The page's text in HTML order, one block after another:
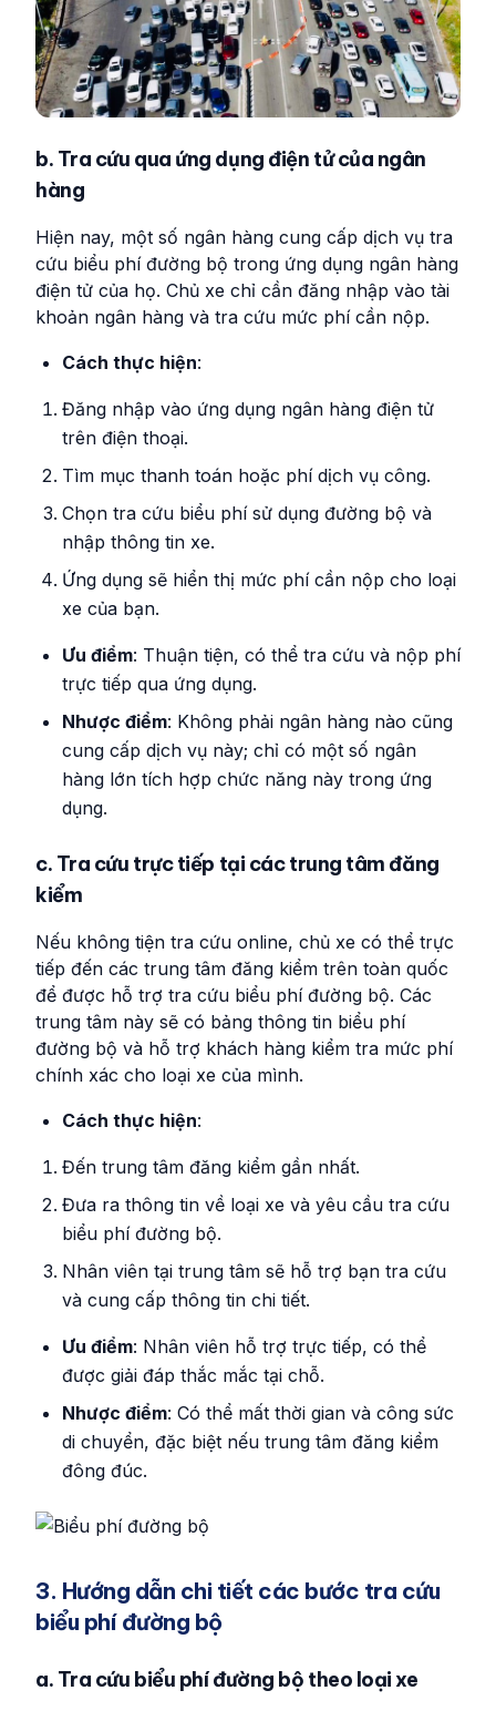
b. Tra cứu qua ứng dụng điện tử của ngân
hàng
Hiện nay, một số ngân hàng cung cấp dịch vụ tra
cứu biểu phí đường bộ trong ứng dụng ngân hàng
điện tử của họ. Chủ xe chỉ cần đăng nhập vào tài
khoản ngân hàng và tra cứu mức phí cần nộp.
Cách thực hiện:
Đăng nhập vào ứng dụng ngân hàng điện tử
trên điện thoại.
Tìm mục thanh toán hoặc phí dịch vụ công.
Chọn tra cứu biểu phí sử dụng đường bộ và
nhập thông tin xe.
Ứng dụng sẽ hiển thị mức phí cần nộp cho loại
xe của bạn.
Ưu điểm: Thuận tiện, có thể tra cứu và nộp phí
trực tiếp qua ứng dụng.
Nhược điểm: Không phải ngân hàng nào cũng
cung cấp dịch vụ này; chỉ có một số ngân
hàng lớn tích hợp chức năng này trong ứng
dụng.
c. Tra cứu trực tiếp tại các trung tâm đăng
kiểm
Nếu không tiện tra cứu online, chủ xe có thể trực
tiếp đến các trung tâm đăng kiểm trên toàn quốc
để được hỗ trợ tra cứu biểu phí đường bộ. Các
trung tâm này sẽ có bảng thông tin biểu phí
đường bộ và hỗ trợ khách hàng kiểm tra mức phí
chính xác cho loại xe của mình.
Cách thực hiện:
Đến trung tâm đăng kiểm gần nhất.
Đưa ra thông tin về loại xe và yêu cầu tra cứu
biểu phí đường bộ.
Nhân viên tại trung tâm sẽ hỗ trợ bạn tra cứu
và cung cấp thông tin chi tiết.
Ưu điểm: Nhân viên hỗ trợ trực tiếp, có thể
được giải đáp thắc mắc tại chỗ.
Nhược điểm: Có thể mất thời gian và công sức
di chuyển, đặc biệt nếu trung tâm đăng kiểm
đông đúc.
3. Hướng dẫn chi tiết các bước tra cứu
biểu phí đường bộ
a. Tra cứu biểu phí đường bộ theo loại xe